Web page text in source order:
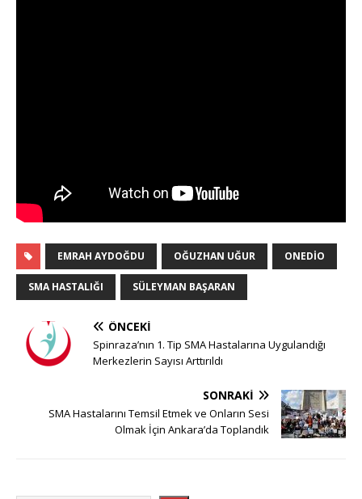
EMRAH AYDOĞDU OĞUZHAN UĞUR ONEDIO
SMA HASTALIĞI SÜLEYMAN BAŞARAN
ÖNCEKI
Spinraza’nın 1. Tip SMA Hastalarına Uygulandığı
Merkezlerin Sayısı Arttırıldı
SONRAKI
SMA Hastalarını Temsil Etmek ve Onların Sesi
Olmak İçin Ankara’da Toplandık